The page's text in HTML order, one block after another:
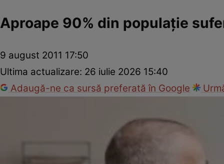
Aproape 90% din populaţie
9 august 2011 17:50
Ultima actualizare: 26 iulie 2026 15:40
Adaugă-ne ca sursă preferată în Google